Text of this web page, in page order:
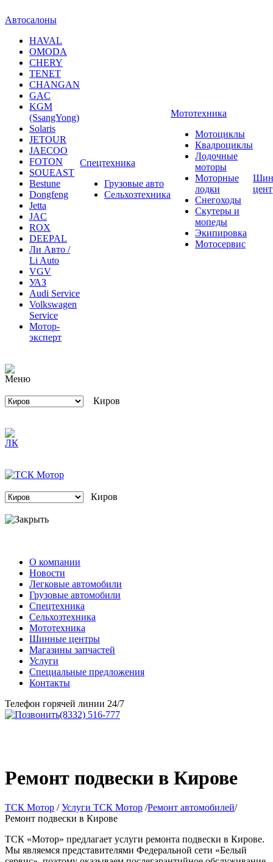
OMODA
CHERY
TENET
CHANGAN
GAC
KGM
(SsangYong)
Solaris
JETOUR
JAECOO
FOTON
SOUEAST
Bestune
Dongfeng
Jetta
JAC
ROX
DEEPAL
Ли Авто /
Li Auto
VGV
УАЗ
Audi Service
Volkswagen
Service
Мотор-
эксперт
Сельхозтехника
Квадроциклы
Лодочные
моторы
Моторные
лодки
Снегоходы
Скутеры и
мопеды
Экипировка
Мотосервис
Новости
Легковые автомобили
Грузовые автомобили
Спецтехника
Сельхозтехника
Мототехника
Шинные центры
Магазины запчастей
Услуги
Специальные предложения
Контакты
(8332) 516-777
Ремонт подвески в Кирове
Ремонт подвески в Кирове
Мы являемся представителями Федеральной сети «Белый
сервис», поэтому оказываем послегарантийное обслуживание